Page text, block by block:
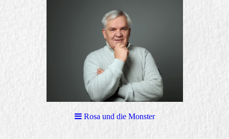
Rosa und die Monster